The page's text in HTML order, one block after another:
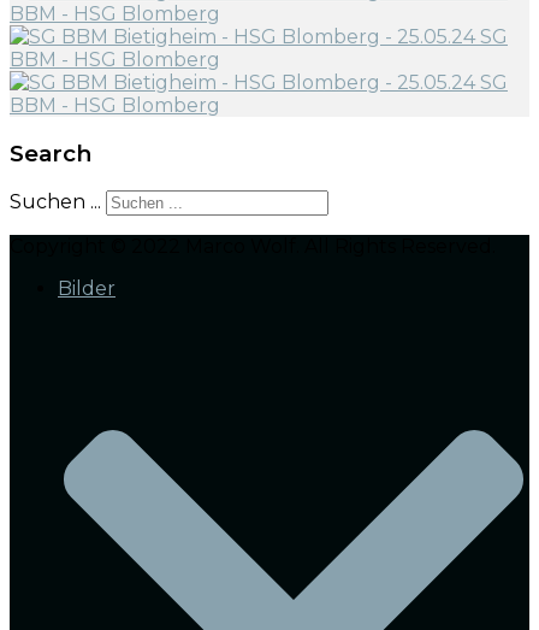
Search
Suchen ...
Bilder